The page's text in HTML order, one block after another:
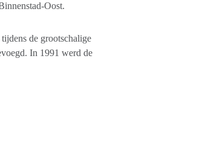
Oost.
de grootschalige
In 1991 werd de